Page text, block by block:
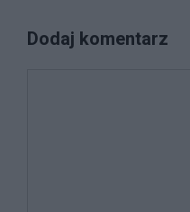
Dodaj komentarz